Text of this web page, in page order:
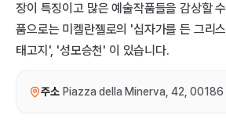
장이 특징이고 많은 예술작품들을 감상할
품으로는 미켈란젤로의 '십자가를 든 그리
태고지', '성모승천' 이 있습니다.
주소 Piazza della Minerva, 42, 00186